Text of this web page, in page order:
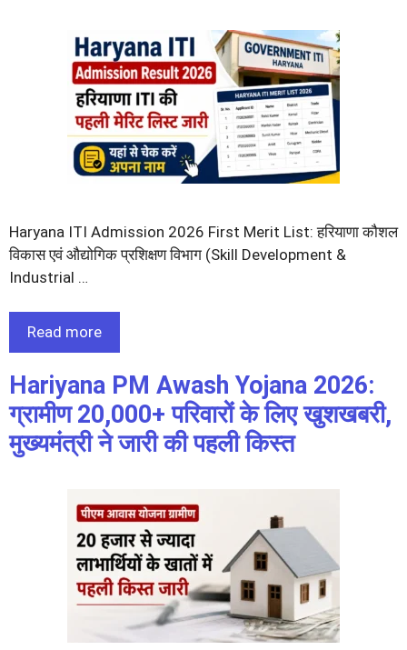
Haryana ITI Admission 2026 First Merit List: हरियाणा कौशल
विकास एवं औद्योगिक प्रशिक्षण विभाग (Skill Development &
Industrial …
Read more
Hariyana PM Awash Yojana 2026:
ग्रामीण 20,000+ परिवारों के लिए खुशखबरी,
मुख्यमंत्री ने जारी की पहली किस्त